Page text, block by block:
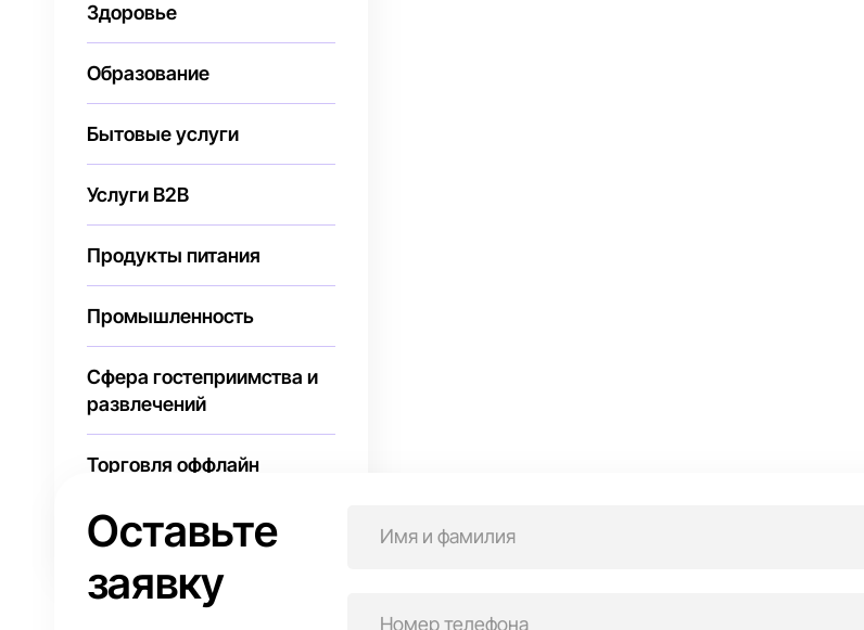
Здоровье
Образование
Бытовые услуги
Услуги В2В
Продукты питания
Промышленность
Сфера гостеприимства и
развлечений
Торговля оффлайн
Бьюти-сфера
Оставьте
заявку